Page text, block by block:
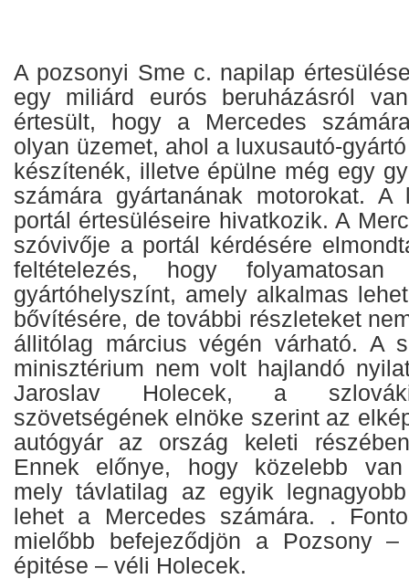
A pozsonyi Sme c. napilap
egy miliárd eurós beruházásról
értesült, hogy a Mercedes
olyan üzemet, ahol a luxusautó-
készítenék, illetve épülne még egy
számára gyártanának motorokat.
portál értesüléseire hivatkozik. A
szóvivője a portál kérdésére
feltételezés, hogy
gyártóhelyszínt, amely alkalmas
bővítésére, de további részleteket
állitólag március végén várható. A
minisztérium nem volt hajlandó
Jaroslav Holecek, a
szövetségének elnöke szerint az
autógyár az ország keleti
Ennek előnye, hogy közelebb van
mely távlatilag az egyik
lehet a Mercedes számára. .
mielőbb befejeződjön a Pozsony –
épitése – véli Holecek.